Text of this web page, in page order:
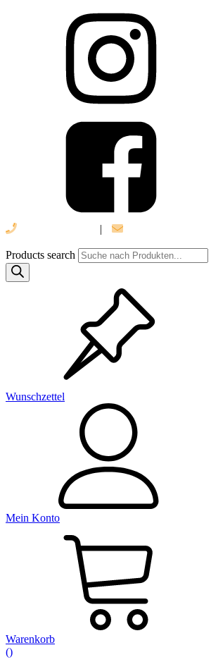
|
Products search
Wunschzettel
Mein Konto
Warenkorb
()